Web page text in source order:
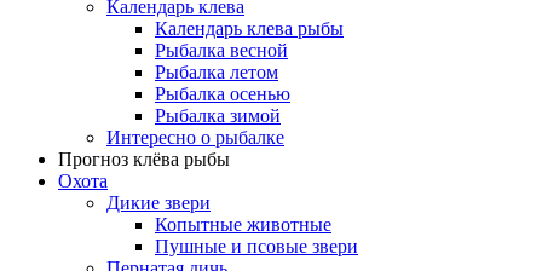
Календарь клева
Календарь клева рыбы
Рыбалка весной
Рыбалка летом
Рыбалка осенью
Рыбалка зимой
Интересно о рыбалке
Прогноз клёва рыбы
Охота
Дикие звери
Копытные животные
Пушные и псовые звери